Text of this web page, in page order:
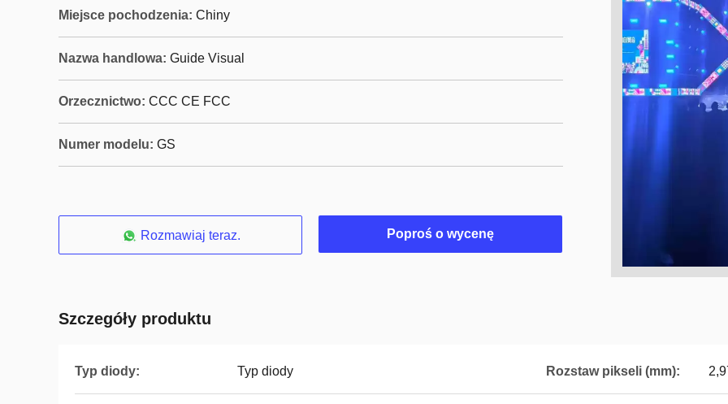
Miejsce pochodzenia: Chiny
Nazwa handlowa: Guide Visual
Orzecznictwo: CCC CE FCC
Numer modelu: GS
Rozmawiaj teraz. Poproś o wycenę
Szczegóły produktu
Typ diody: Typ diody Rozstaw pikseli (mm):